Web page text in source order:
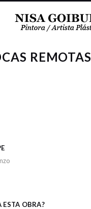
REMOTAS
ESTA OBRA?